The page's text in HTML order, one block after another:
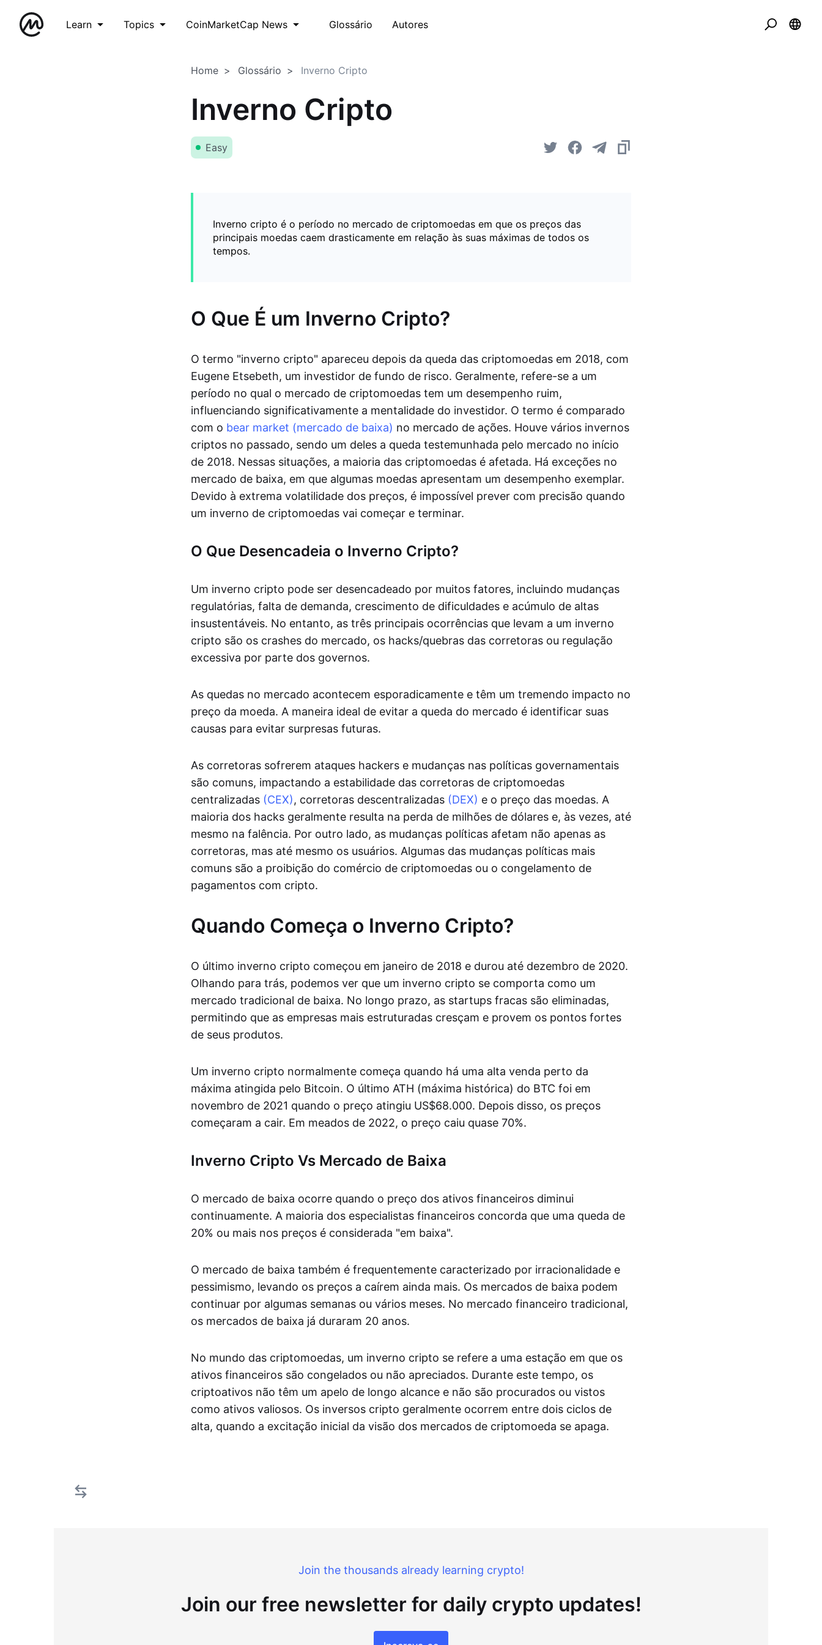
Learn Topics CoinMarketCap News Glossário Autores
Home Glossário Inverno Cripto
Inverno Cripto
Easy
Inverno cripto é o período no mercado de criptomoedas em que os preços das
principais moedas caem drasticamente em relação às suas máximas de todos os
tempos.
O Que É um Inverno Cripto?
O termo "inverno cripto" apareceu depois da queda das criptomoedas em 2018, com
Eugene Etsebeth, um investidor de fundo de risco. Geralmente, refere-se a um
período no qual o mercado de criptomoedas tem um desempenho ruim,
influenciando significativamente a mentalidade do investidor. O termo é comparado
com o bear market (mercado de baixa) no mercado de ações. Houve vários invernos
criptos no passado, sendo um deles a queda testemunhada pelo mercado no início
de 2018. Nessas situações, a maioria das criptomoedas é afetada. Há exceções no
mercado de baixa, em que algumas moedas apresentam um desempenho exemplar.
Devido à extrema volatilidade dos preços, é impossível prever com precisão quando
um inverno de criptomoedas vai começar e terminar.
O Que Desencadeia o Inverno Cripto?
Um inverno cripto pode ser desencadeado por muitos fatores, incluindo mudanças
regulatórias, falta de demanda, crescimento de dificuldades e acúmulo de altas
insustentáveis. No entanto, as três principais ocorrências que levam a um inverno
cripto são os crashes do mercado, os hacks/quebras das corretoras ou regulação
excessiva por parte dos governos.
As quedas no mercado acontecem esporadicamente e têm um tremendo impacto no
preço da moeda. A maneira ideal de evitar a queda do mercado é identificar suas
causas para evitar surpresas futuras.
As corretoras sofrerem ataques hackers e mudanças nas políticas governamentais
são comuns, impactando a estabilidade das corretoras de criptomoedas
centralizadas (CEX), corretoras descentralizadas (DEX) e o preço das moedas. A
maioria dos hacks geralmente resulta na perda de milhões de dólares e, às vezes, até
mesmo na falência. Por outro lado, as mudanças políticas afetam não apenas as
corretoras, mas até mesmo os usuários. Algumas das mudanças políticas mais
comuns são a proibição do comércio de criptomoedas ou o congelamento de
pagamentos com cripto.
Quando Começa o Inverno Cripto?
O último inverno cripto começou em janeiro de 2018 e durou até dezembro de 2020.
Olhando para trás, podemos ver que um inverno cripto se comporta como um
mercado tradicional de baixa. No longo prazo, as startups fracas são eliminadas,
permitindo que as empresas mais estruturadas cresçam e provem os pontos fortes
de seus produtos.
Um inverno cripto normalmente começa quando há uma alta venda perto da
máxima atingida pelo Bitcoin. O último ATH (máxima histórica) do BTC foi em
novembro de 2021 quando o preço atingiu US$68.000. Depois disso, os preços
começaram a cair. Em meados de 2022, o preço caiu quase 70%.
Inverno Cripto Vs Mercado de Baixa
O mercado de baixa ocorre quando o preço dos ativos financeiros diminui
continuamente. A maioria dos especialistas financeiros concorda que uma queda de
20% ou mais nos preços é considerada "em baixa".
O mercado de baixa também é frequentemente caracterizado por irracionalidade e
pessimismo, levando os preços a caírem ainda mais. Os mercados de baixa podem
continuar por algumas semanas ou vários meses. No mercado financeiro tradicional,
os mercados de baixa já duraram 20 anos.
No mundo das criptomoedas, um inverno cripto se refere a uma estação em que os
ativos financeiros são congelados ou não apreciados. Durante este tempo, os
criptoativos não têm um apelo de longo alcance e não são procurados ou vistos
como ativos valiosos. Os inversos cripto geralmente ocorrem entre dois ciclos de
alta, quando a excitação inicial da visão dos mercados de criptomoeda se apaga.
Join the thousands already learning crypto!
Join our free newsletter for daily crypto updates!